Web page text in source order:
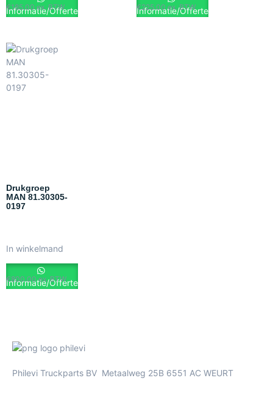
€185.00 ex. BTW
Informatie/Offerte €225.00 ex. BTW
Informatie/Offerte
Drukgroep
MAN 81.30305-
0197
€800.00 ex. BTW
In winkelmand
Informatie/Offerte
Philevi Truckparts BV Metaalweg 25B 6551 AC WEURT